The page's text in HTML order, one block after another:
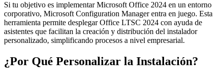
Si tu objetivo es implementar Microsoft Office 2024 en un entorno
corporativo, Microsoft Configuration Manager entra en juego. Esta
herramienta permite desplegar Office LTSC 2024 con ayuda de
asistentes que facilitan la creación y distribución del instalador
personalizado, simplificando procesos a nivel empresarial.
¿Por Qué Personalizar la Instalación?